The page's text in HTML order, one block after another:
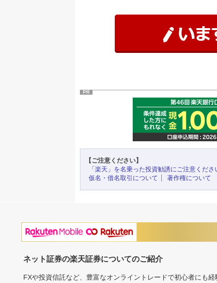
PR
【ご注意ください】
「楽天」を名乗った投資勧誘にご注意くださ
仮名・借名取引について
著作権について
ネット証券の楽天証券についてのご紹介
FXや投資信託など、豊富なオンライントレードで初心者にも